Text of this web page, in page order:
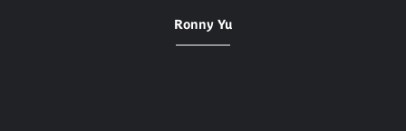
Ronny Yu